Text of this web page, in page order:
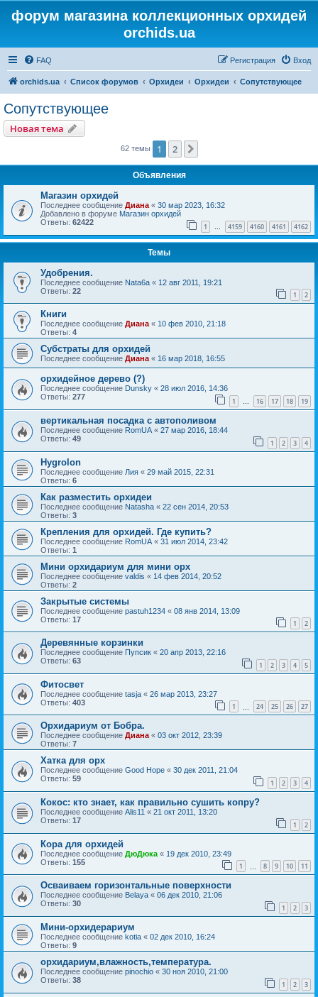
форум магазина коллекционных орхидей
orchids.ua
FAQ Вход
Регистрация
orchids.ua Список форумов Орхидеи Орхидеи Сопутствующее
Сопутствующее
Новая тема
62 темы 1 2
Объявления
Магазин орхидей
Последнее сообщение Диана « 30 мар 2023, 16:32
Добавлено в форуме Магазин орхидей
Ответы: 62422 1 … 4159 4160 4161 4162
Темы
Удобрения.
Последнее сообщение Nata6a « 12 авг 2011, 19:21
Ответы: 22 1 2
Книги
Последнее сообщение Диана « 10 фев 2010, 21:18
Ответы: 4
Субстраты для орхидей
Последнее сообщение Диана « 16 мар 2018, 16:55
орхидейное дерево (?)
Последнее сообщение Dunsky « 28 июл 2016, 14:36
Ответы: 277 1 … 16 17 18 19
вертикальная посадка с автополивом
Последнее сообщение RomUA « 27 мар 2016, 18:44
Ответы: 49 1 2 3 4
Hygrolon
Последнее сообщение Лия « 29 май 2015, 22:31
Ответы: 6
Как разместить орхидеи
Последнее сообщение Natasha « 22 сен 2014, 20:53
Ответы: 3
Крепления для орхидей. Где купить?
Последнее сообщение RomUA « 31 июл 2014, 23:42
Ответы: 1
Мини орхидариум для мини орх
Последнее сообщение valdis « 14 фев 2014, 20:52
Ответы: 2
Закрытые системы
Последнее сообщение pastuh1234 « 08 янв 2014, 13:09
Ответы: 17 1 2
Деревянные корзинки
Последнее сообщение Пупсик « 20 апр 2013, 22:16
Ответы: 63 1 2 3 4 5
Фитосвет
Последнее сообщение tasja « 26 мар 2013, 23:27
Ответы: 403 1 24 25 26 27
Орхидариум от Бобра.
Последнее сообщение Диана« 03 окт 2012, 23:39
Ответы: 7
Хатка для орх
Последнее сообщение Good Hope « 30 дек 2011, 21:04
Ответы: 59 1 2 3 4
Кокос: кто знает, как правильно сушить копру?
Последнее сообщение Alis11 « 21 окт 2011, 13:20
Ответы: 17 1 2
Кора для орхидей
Последнее сообщение ДюДюка « 19 дек 2010, 23:49
Ответы: 155 1 8 9 10 11
Осваиваем горизонтальные поверхности
Последнее сообщение Belaya « 06 дек 2010, 21:06
Ответы: 30 1 2 3
Мини-орхидерариум
Последнее сообщение kotia « 02 дек 2010, 16:24
Ответы: 9
орхидариум,влажность,температура.
Последнее сообщение pinochio « 30 ноя 2010, 21:00
Ответы: 38 1 2 3